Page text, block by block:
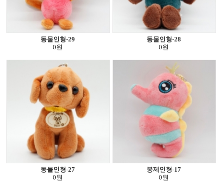
동물인형-29
0원
동물인형-28
0원
동물인형-27
0원
봉제인형-17
0원